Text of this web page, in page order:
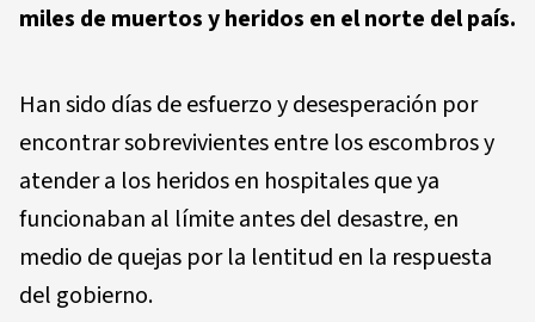
miles de muertos y heridos en el norte del país.
Han sido días de esfuerzo y desesperación por
encontrar sobrevivientes entre los escombros y
atender a los heridos en hospitales que ya
funcionaban al límite antes del desastre, en
medio de quejas por la lentitud en la respuesta
del gobierno.